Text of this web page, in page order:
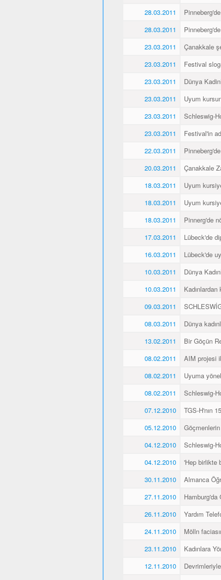
28.03.2011
28.03.2011
23.03.2011
Çanakkale
23.03.2011
Festival
23.03.2011
Dünya
23.03.2011
Uyum
23.03.2011
Schleswig-
23.03.2011
Festival'in
22.03.2011
20.03.2011
Çanakkale
18.03.2011
Uyum
18.03.2011
Uyum
18.03.2011
Pinnerg'de
17.03.2011
Lübeck'de
16.03.2011
Lübeck'de
10.03.2011
Dünya
10.03.2011
Kadınlardan
09.03.2011
08.03.2011
Dünya
13.02.2011
Bir Göçün
08.02.2011
AIM projesi
08.02.2011
Uyuma
08.02.2011
Schleswig-
07.12.2010
TGS-H'nın
05.12.2010
04.12.2010
Schleswig-
04.12.2010
'Hep birlikte
30.11.2010
Almanca
27.11.2010
Hamburg'da
26.11.2010
Yardım
24.11.2010
Mölln
23.11.2010
Kadınlara
12.11.2010